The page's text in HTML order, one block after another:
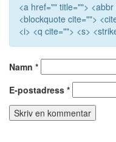
<a href="" title="">
<blockquote cite="">
<i> <q cite=""> <s>
Namn *
E-postadress *